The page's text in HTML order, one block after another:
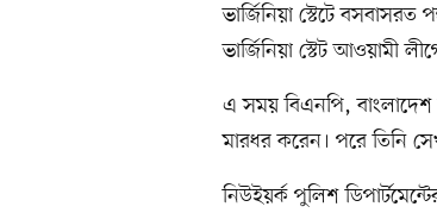
ভার্জিনিয়া স্টেটে
ভার্জিনিয়া স্টেট আওয়ামী
এ সময় বিএনপি, বাংলাদেশ
মারধর করেন। পরে তিনি
নিউইয়র্ক পুলিশ